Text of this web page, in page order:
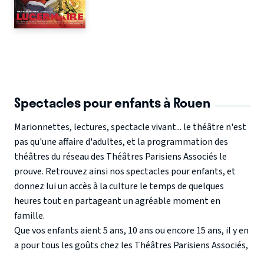
Spectacles pour enfants à Rouen
Marionnettes, lectures, spectacle vivant... le théâtre n'est
pas qu'une affaire d'adultes, et la programmation des
théâtres du réseau des Théâtres Parisiens Associés le
prouve. Retrouvez ainsi nos spectacles pour enfants, et
donnez lui un accès à la culture le temps de quelques
heures tout en partageant un agréable moment en
famille.
Que vos enfants aient 5 ans, 10 ans ou encore 15 ans, il y en
a pour tous les goûts chez les Théâtres Parisiens Associés,